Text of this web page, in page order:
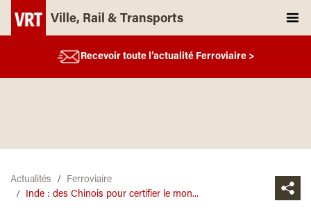
Ville, Rail & Transports
Recevoir toute l’actualité Ferroviaire >
Actualités
Ferroviaire
Inde : des Chinois pour certifier le mon...